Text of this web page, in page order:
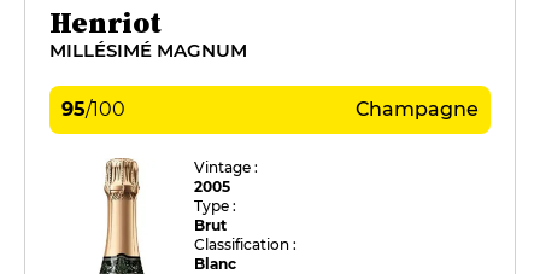
Henriot
MILLÉSIMÉ MAGNUM
95/100 Champagne
Vintage :
2005
Type :
Brut
Classification :
Blanc